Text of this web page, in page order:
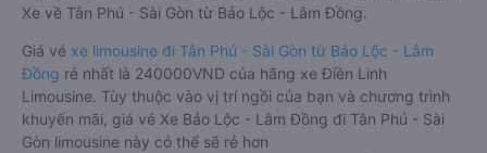
Xe về Tân Phú - Sài Gòn từ Bảo Lộc - Lâm Đồng.
Giá vé xe limousine đi Tân Phú - Sài Gòn từ Bảo Lộc - Lâm
Đồng rẻ nhất là 240000VND của hãng xe Điền Linh
Limousine. Tùy thuộc vào vị trí ngồi của bạn và chương trình
khuyến mãi, giá vé Xe Bảo Lộc - Lâm Đồng đi Tân Phú - Sài
Gòn limousine này có thể sẽ rẻ hơn